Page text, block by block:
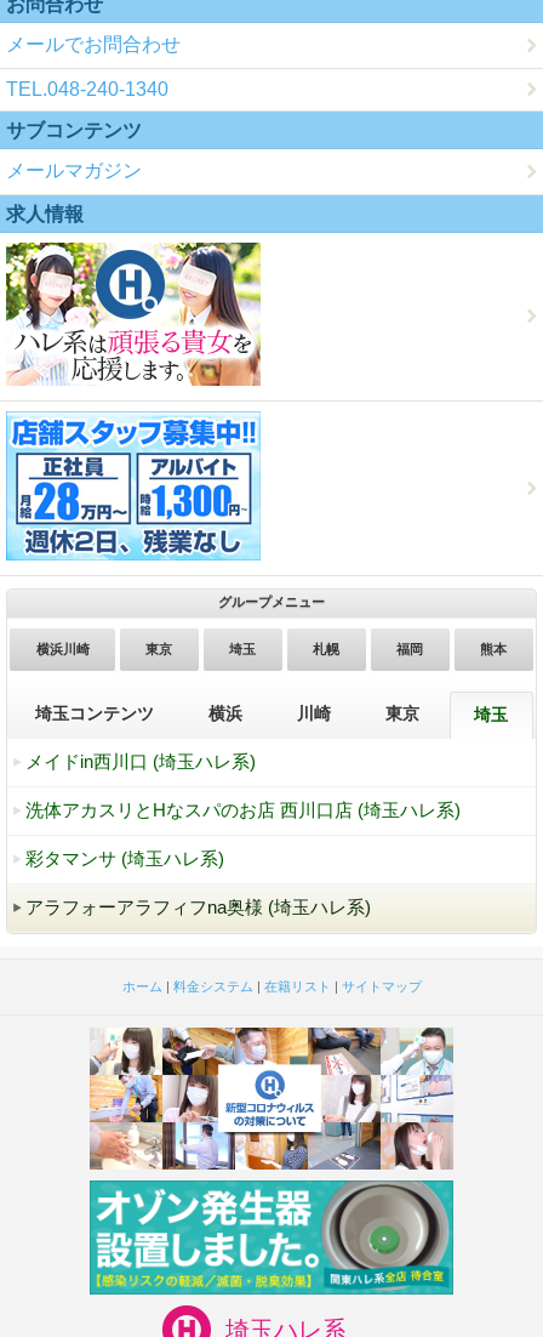
お問合わせ
メールでお問合わせ
TEL.048-240-1340
サブコンテンツ
メールマガジン
求人情報
グループメニュー
横浜川崎 東京 埼玉 札幌 福岡 熊本
埼玉コンテンツ 横浜 川崎 東京 埼玉
メイドin西川口 (埼玉ハレ系)
洗体アカスリとHなスパのお店 西川口店 (埼玉ハレ系)
彩タマンサ (埼玉ハレ系)
アラフォーアラフィフna奥様 (埼玉ハレ系)
ホーム | 料金システム | 在籍リスト | サイトマップ
埼玉ハレ系